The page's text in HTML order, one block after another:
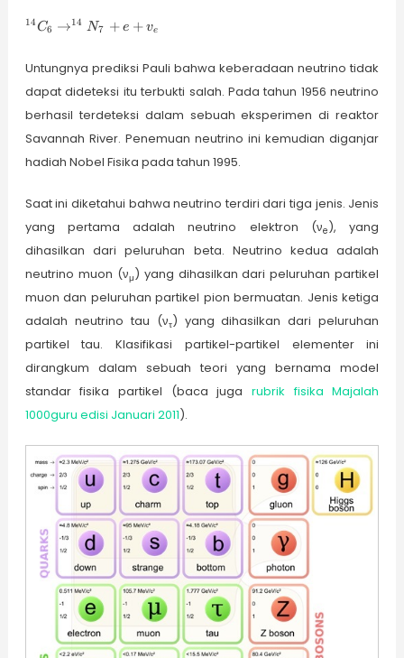
^{14}C_{6}
+ e + v_{e}
14C6 →14 N7 + e + ve
Untungnya prediksi Pauli bahwa keberadaan neutrino tidak
dapat dideteksi itu terbukti salah. Pada tahun 1956 neutrino
berhasil terdeteksi dalam sebuah eksperimen di reaktor
Savannah River. Penemuan neutrino ini kemudian diganjar
hadiah Nobel Fisika pada tahun 1995.
Saat ini diketahui bahwa neutrino terdiri dari tiga jenis. Jenis
yang pertama adalah neutrino elektron (νe), yang
dihasilkan dari peluruhan beta. Neutrino kedua adalah
neutrino muon (νμ) yang dihasilkan dari peluruhan partikel
muon dan peluruhan partikel pion bermuatan. Jenis ketiga
adalah neutrino tau (ντ) yang dihasilkan dari peluruhan
partikel tau. Klasifikasi partikel-partikel elementer ini
dirangkum dalam sebuah teori yang bernama model
standar fisika partikel (baca jugarubrik fisika Majalah
1000guru edisi Januari 2011).